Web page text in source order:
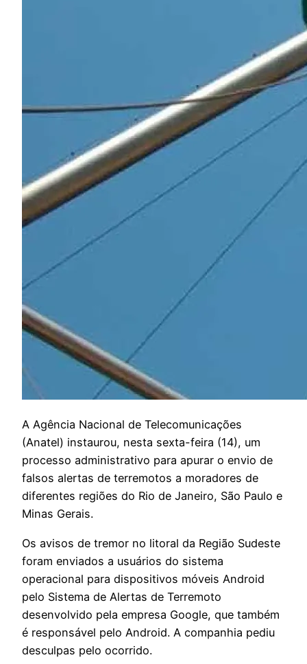
A Agência Nacional de Telecomunicações
(Anatel) instaurou, nesta sexta-feira (14), um
processo administrativo para apurar o envio de
falsos alertas de terremotos a moradores de
diferentes regiões do Rio de Janeiro, São Paulo e
Minas Gerais.
Os avisos de tremor no litoral da Região Sudeste
foram enviados a usuários do sistema
operacional para dispositivos móveis Android
pelo Sistema de Alertas de Terremoto
desenvolvido pela empresa Google, que também
é responsável pelo Android. A companhia pediu
desculpas pelo ocorrido.